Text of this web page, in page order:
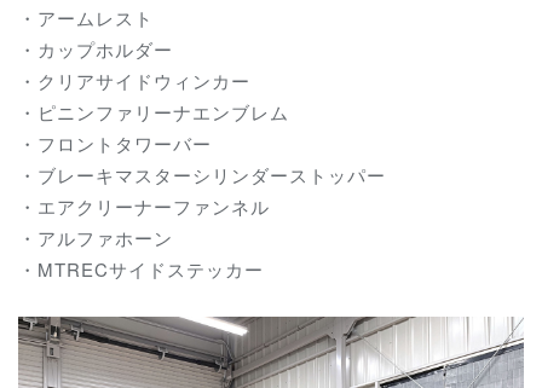
・アームレスト
・カップホルダー
・クリアサイドウィンカー
・ピニンファリーナエンブレム
・フロントタワーバー
・ブレーキマスターシリンダーストッパー
・エアクリーナーファンネル
・アルファホーン
・MTRECサイドステッカー